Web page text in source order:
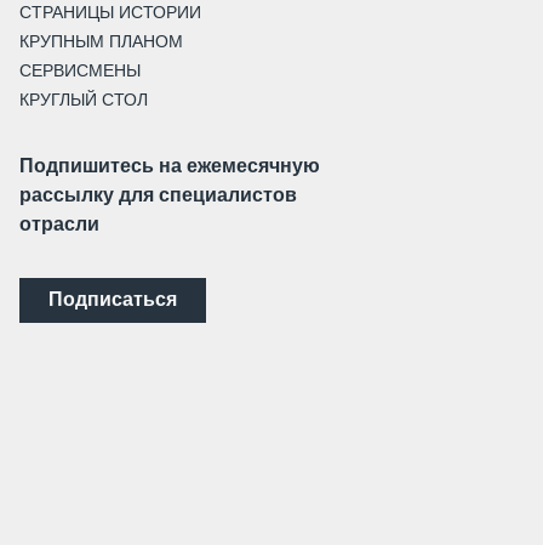
СТРАНИЦЫ ИСТОРИИ
КРУПНЫМ ПЛАНОМ
СЕРВИСМЕНЫ
КРУГЛЫЙ СТОЛ
Подпишитесь на ежемесячную
рассылку для специалистов
отрасли
Подписаться